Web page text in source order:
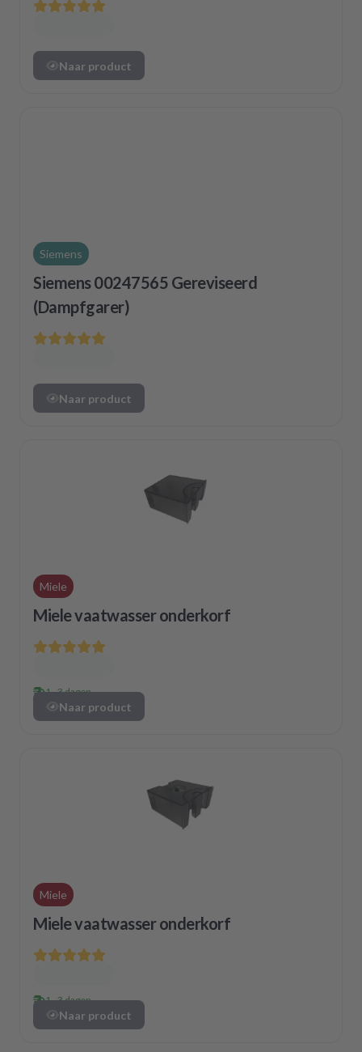
Naar product
Siemens
Siemens 00247565 Gereviseerd
(Dampfgarer)
Naar product
Miele
Miele vaatwasser onderkorf
1 - 3 dagen
Naar product
Miele
Miele vaatwasser onderkorf
1 - 3 dagen
Naar product